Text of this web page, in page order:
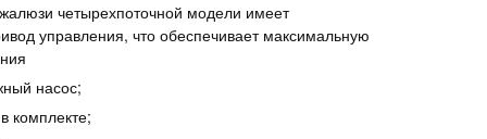
четырехпоточной модели имеет
управления, что обеспечивает максимальную
насос;
комплекте;